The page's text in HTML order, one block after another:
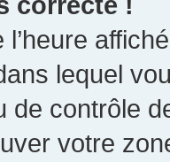
l’heure
lequel
de contrôle
votre